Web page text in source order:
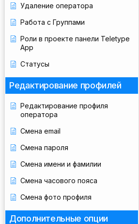
Удаление оператора
Работа с Группами
Роли в проекте панели Teletype
App
Статусы
Редактирование профилей
Редактирование профиля
оператора
Смена email
Смена пароля
Смена имени и фамилии
Смена часового пояса
Смена фото профиля
Дополнительные опции